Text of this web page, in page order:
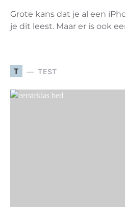
Grote kans dat je al een
je dit leest. Maar er is ook
T TEST